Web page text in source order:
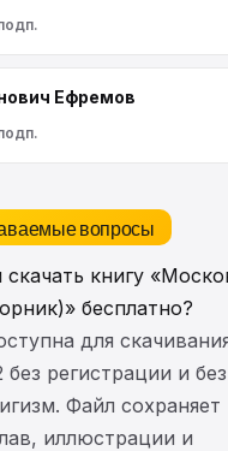
Ефремов
вопросы
книгу
бесплатно?
для
регистрации и
Файл сохраняет
иллюстрации и